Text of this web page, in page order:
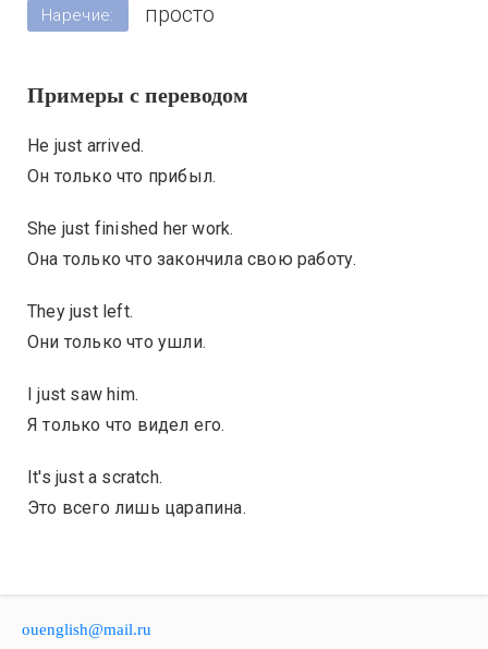
Наречие: просто
Примеры с переводом
He just arrived.
Он только что прибыл.
She just finished her work.
Она только что закончила свою работу.
They just left.
Они только что ушли.
I just saw him.
Я только что видел его.
It's just a scratch.
Это всего лишь царапина.
ouenglish@mail.ru